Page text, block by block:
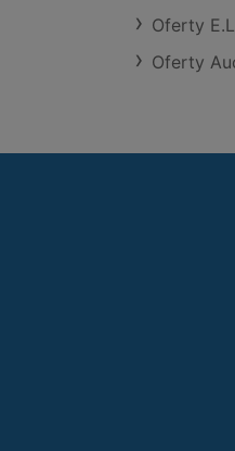
Oferty
Oferty